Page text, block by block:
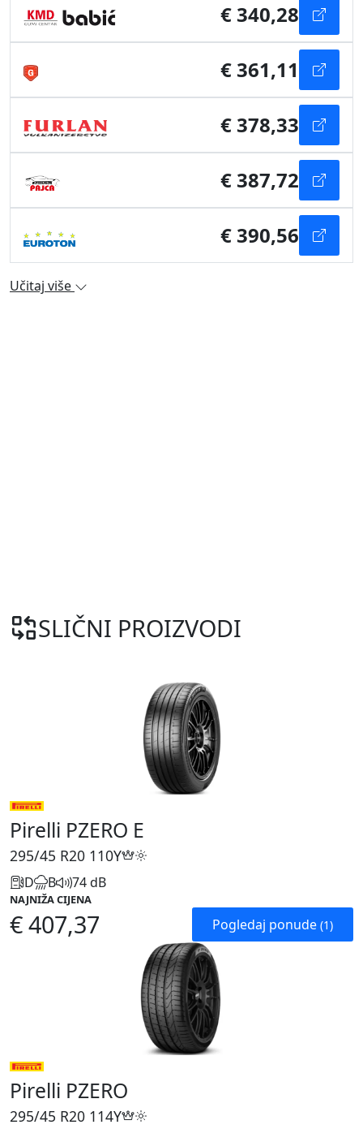
€ 340,28
€ 361,11
€ 378,33
€ 387,72
€ 390,56
Učitaj više
SLIČNI PROIZVODI
Pirelli PZERO E
295/45 R20 110Y
D B 74 dB
NAJNIŽA CIJENA
€ 407,37 Pogledaj ponude (1)
Pirelli PZERO
295/45 R20 114Y